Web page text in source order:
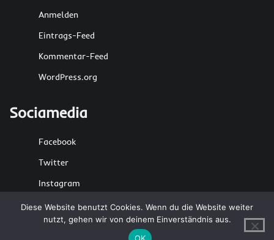
Anmelden
Eintrags-Feed
Kommentar-Feed
WordPress.org
Sociamedia
Facebook
Twitter
Instagram
Copyright © 2026 CrazyMakerTheme: Terminal News
Diese Website benutzt Cookies. Wenn du die Website weiter
nutzt, gehen wir von deinem Einverständnis aus.
OK